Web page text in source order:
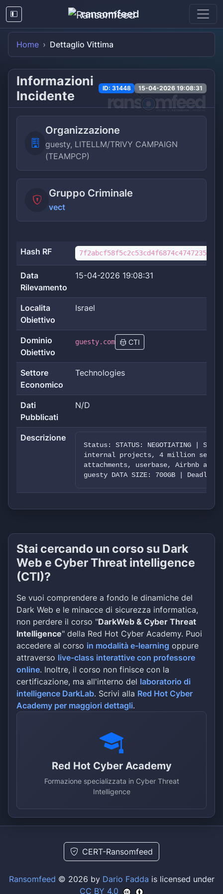
ransomfeed
Home Dettaglio Vittima
Informazioni
Incidente
ID: 31448 15-04-2026 19:08:31
Organizzazione
guesty, LITELLM/TRIVY CAMPAIGN
(TEAMPCP)
Gruppo Criminale
vect
Hash RF
Data
Rilevamento
15-04-2026 19:08:31
Localita
Obiettivo
Israel
Dominio
Obiettivo
guesty.com CTI
Settore
Economico
Technologies
Dati
Pubblicati
N/D
Descrizione
Status: STATUS: NEGOTIATING |
internal projects, 4 million sent/
attachments, userbase, Airbnb and
guesty DATA SIZE: 700GB |
Stai cercando un corso su Dark
Web e Cyber Threat intelligence
(CTI)?
Se vuoi comprendere a fondo le dinamiche del
Dark Web e le minacce di sicurezza informatica,
non perdere il corso "DarkWeb & Cyber Threat
Intelligence" della Red Hot Cyber Academy. Puoi
accedere al corso in modalità e-learning oppure
attraverso live-class interattive con professore
online. Inoltre, il corso non finisce con la
certificazione, ma all'interno del laboratorio di
intelligence DarkLab. Scrivi alla Red Hot Cyber
Academy per maggiori dettagli.
Red Hot Cyber Academy
Formazione specializzata in Cyber Threat
Intelligence
CERT-Ransomfeed
Ransomfeed © 2026 by Dario Fadda is licensed under
CC BY 4.0